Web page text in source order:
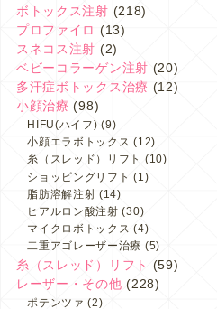
ボトックス注射 (218)
プロファイロ (13)
スネコス注射 (2)
ベビーコラーゲン注射 (20)
多汗症ボトックス治療 (12)
小顔治療 (98)
HIFU(ハイフ) (9)
小顔エラボトックス (12)
糸（スレッド）リフト (10)
ショッピングリフト (1)
脂肪溶解注射 (14)
ヒアルロン酸注射 (30)
マイクロボトックス (4)
二重アゴレーザー治療 (5)
糸（スレッド）リフト
(59)
レーザー・その他 (228)
ポテンツァ (2)